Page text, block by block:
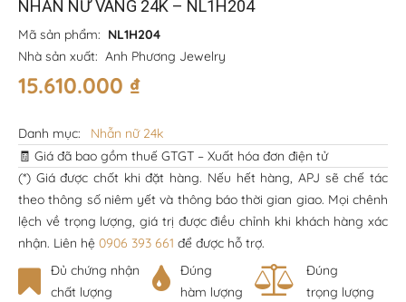
NHẪN NỮ VÀNG 24K – NL1H204
Mã sản phẩm: NL1H204
Nhà sản xuất: Anh Phương Jewelry
15.610.000 ₫
Danh mục:
Nhẫn nữ 24k
🧾 Giá đã bao gồm thuế GTGT – Xuất hóa đơn điện tử
(*) Giá được chốt khi đặt hàng. Nếu hết hàng, APJ sẽ chế tác
theo thông số niêm yết và thông báo thời gian giao. Mọi chênh
lệch về trọng lượng, giá trị được điều chỉnh khi khách hàng xác
nhận. Liên hệ 0906 393 661 để được hỗ trợ.
Đủ chứng nhận
chất lượng
Đúng
hàm lượng
Đúng
trọng lượng